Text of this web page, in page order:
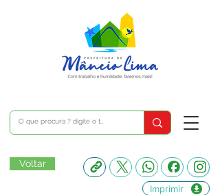
Voltar
Imprimir